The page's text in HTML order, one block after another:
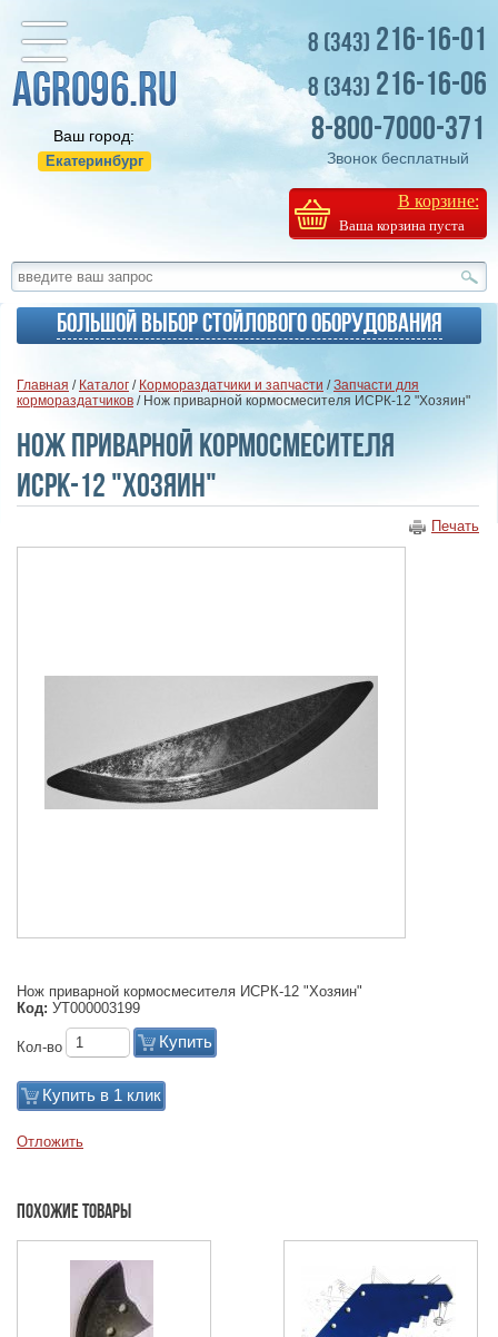
Ваш город:
Екатеринбург
8 (343) 216-16-01
8 (343) 216-16-06
8-800-7000-371
Звонок бесплатный
В корзине:
Ваша корзина пуста
Большой выбор стойлового оборудования
Главная / Каталог / Кормораздатчики и запчасти /Запчасти для
кормораздатчиков / Нож приварной кормосмесителя ИСРК-12 "Хозяин"
Нож приварной кормосмесителя
ИСРК-12 "Хозяин"
Печать
Нож приварной кормосмесителя ИСРК-12 "Хозяин"
Код: УТ000003199
Кол-во Купить
Купить в 1 клик
Отложить
Похожие товары